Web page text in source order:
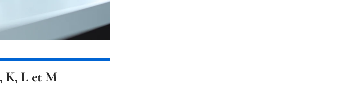
K, L et M